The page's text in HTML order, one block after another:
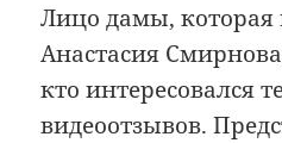
Лицо дамы, которая
Анастасия
кто интересовался
видеоотзывов.